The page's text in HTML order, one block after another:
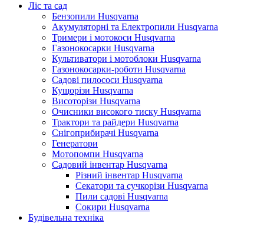
Ліс та сад
Бензопили Husqvarna
Акумуляторні та Електропили Husqvarna
Тримери і мотокоси Husqvarna
Газонокосарки Husqvarna
Культиватори і мотоблоки Husqvarna
Газонокосарки-роботи Husqvarna
Садові пилососи Husqvarna
Кущорізи Husqvarna
Висоторізи Husqvarna
Очисники високого тиску Husqvarna
Трактори та райдери Husqvarna
Снігоприбирачі Husqvarna
Генератори
Мотопомпи Husqvarna
Садовий інвентар Husqvarna
Різний інвентар Husqvarna
Секатори та сучкорізи Husqvarna
Пили садові Husqvarna
Сокири Husqvarna
Будівельна техніка